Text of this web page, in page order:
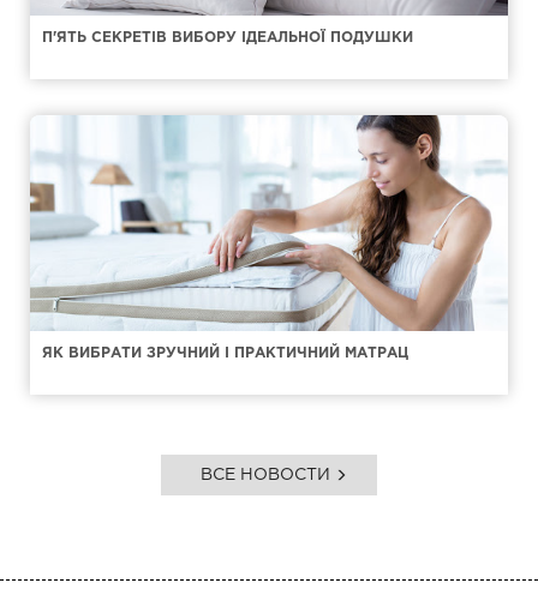
П'ЯТЬ СЕКРЕТІВ ВИБОРУ ІДЕАЛЬНОЇ ПОДУШКИ
ЯК ВИБРАТИ ЗРУЧНИЙ І ПРАКТИЧНИЙ МАТРАЦ
ВСЕ НОВОСТИ